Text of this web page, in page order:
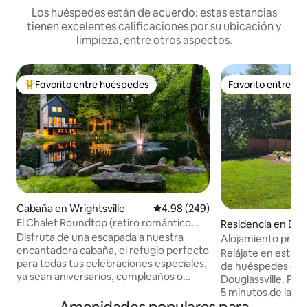
Los huéspedes están de acuerdo: estas estancias
tienen excelentes calificaciones por su ubicación y
limpieza, entre otros aspectos.
De los mejores en Favorito entre huéspedes
Favorito entre huéspedes
Cabaña en Wrightsville Calificación promedio: 4.98 de
4.98 (249)
El Chalet Roundtop (retiro romántico
para parejas)
Disfruta de una escapada a nuestra
encantadora cabaña, el refugio perfecto
para todas tus celebraciones especiales,
ya sean aniversarios, cumpleaños o
necesaria de la rutina. Perfectamente
Favorito entre
Favorito entre
Residencia en
Alojamiento
Creek
Relájate en esta
de huéspedes en
Douglassville.
5 minutos de las